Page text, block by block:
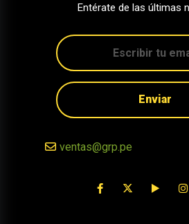
Entérate de las últimas
Enviar
ventas@grp.pe